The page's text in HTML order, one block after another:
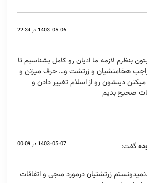
1403-05-06 در 22:34
بنظرم لازمه ما ادیان رو کامل بشناسیم تا
هخامنشیان و زرتشت و… حرف میزنن و
دینشون رو از اسلام تغییر دادن و
صحیح بدیم
گفت: 1403-05-07 در 00:09
زرتشتیان درمورد منجی و اتفاقات